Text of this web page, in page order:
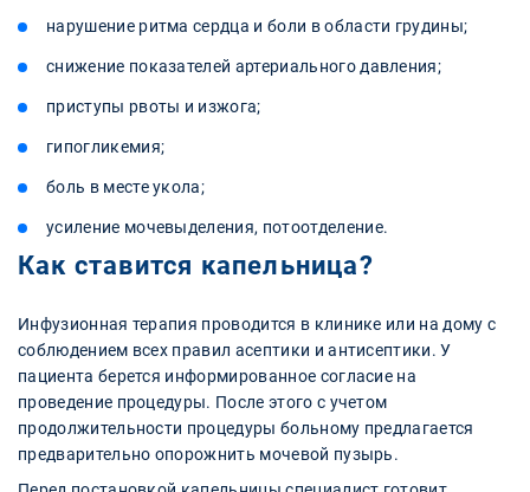
нарушение ритма сердца и боли в области грудины;
снижение показателей артериального давления;
приступы рвоты и изжога;
гипогликемия;
боль в месте укола;
усиление мочевыделения, потоотделение.
Как ставится капельница?
Инфузионная терапия проводится в клинике или на дому с
соблюдением всех правил асептики и антисептики. У
пациента берется информированное согласие на
проведение процедуры. После этого с учетом
продолжительности процедуры больному предлагается
предварительно опорожнить мочевой пузырь.